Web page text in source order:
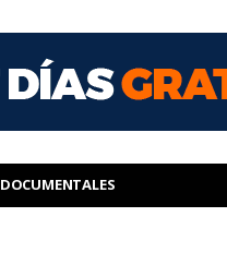
DOCUMENTALES